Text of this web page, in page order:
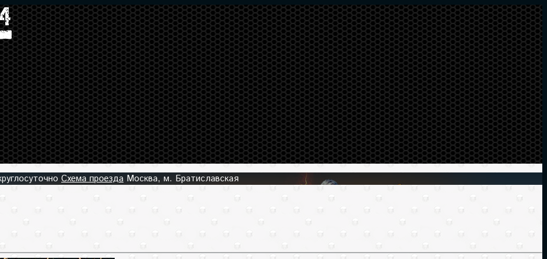
Схема проезда Москва, м. Братиславская